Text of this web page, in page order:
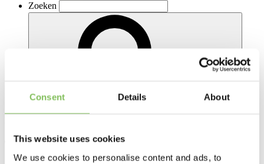
Consent Details About
This website uses cookies
We use cookies to personalise content and ads, to
Zoeken
Zoeken
Talange